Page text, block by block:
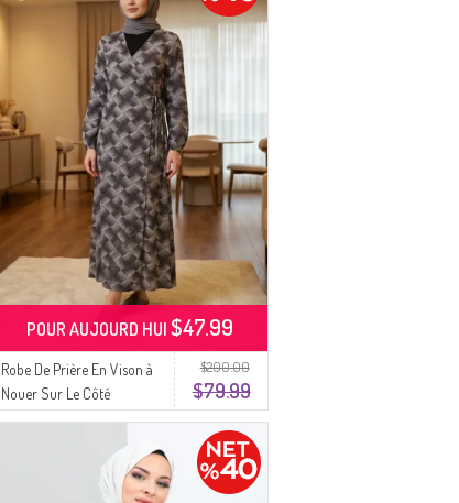
$200.00
$79.99
Robe De Prière En Vison à
Nouer Sur Le Côté
994483A-03 Blanc Prune
POUR AUJOURD HUI$47.99